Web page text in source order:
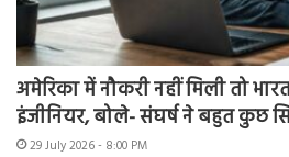
अमेरिका में नौकरी नहीं मिली तो
इंजीनियर, बोले- संघर्ष ने बहुत कुछ
29 July 2026 - 8:00 PM